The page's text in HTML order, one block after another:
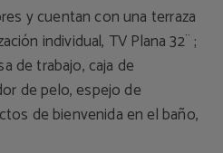
y cuentan con una terraza
individual, TV Plana 32¨ ;
de trabajo, caja de
de pelo, espejo de
de bienvenida en el baño,